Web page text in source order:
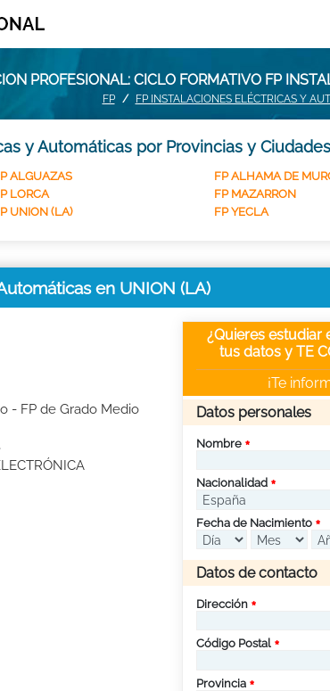
PROFESIONAL: CICLO FORMATIVO FP
FP FP INSTALACIONES ELÉCTRICAS Y
y Automáticas por Provincias y Ciudades
ALGUAZAS FP ALHAMA DE
LORCA FP MAZARRON
UNION (LA) FP YECLA
en UNION (LA)
- FP de Grado Medio
¿Quieres estudiar
tus datos y TE
¡Te
Datos personales
Nombre
Nacionalidad
Fecha de Nacimiento
Datos de contacto
Dirección
Código Postal
Provincia